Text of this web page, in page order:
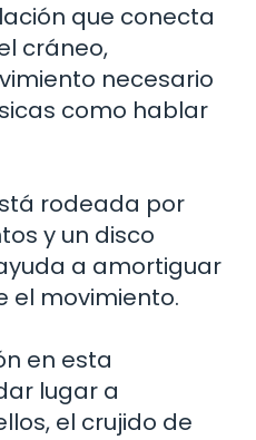
que conecta
cráneo,
necesario
como hablar
rodeada por
y un disco
a amortiguar
el movimiento.
en esta
lugar a
el crujido de